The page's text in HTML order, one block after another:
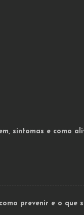
sintomas e como
prevenir e o que